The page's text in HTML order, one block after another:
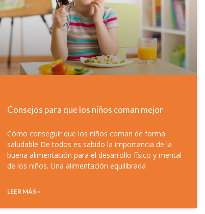
Consejos para que los niños coman mejor
Cómo conseguir que los niños coman de forma
saludable De todos es sabido la importancia de la
buena alimentación para el desarrollo físico y mental
de los niños. Una alimentación equilibrada
LEER MÁS »